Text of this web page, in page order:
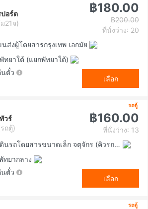
อร์ต
21จ)
฿180.00
฿200.00
ที่นั่งว่าง: 20
ส่งผู้โดยสารกรุงเทพ เอกมัย
ทยาใต้ (แยกพัทยาใต้)
ตั๋ว
เลือก
รถตู้
วร์
ถตู้)
฿160.00
ที่นั่งว่าง: 13
สถานีเดินรถโดยสารขนาดเล็ก จตุจักร (คิวรถตู้หมอชิต 2)
ทยากลาง
ตั๋ว
เลือก
รถตู้